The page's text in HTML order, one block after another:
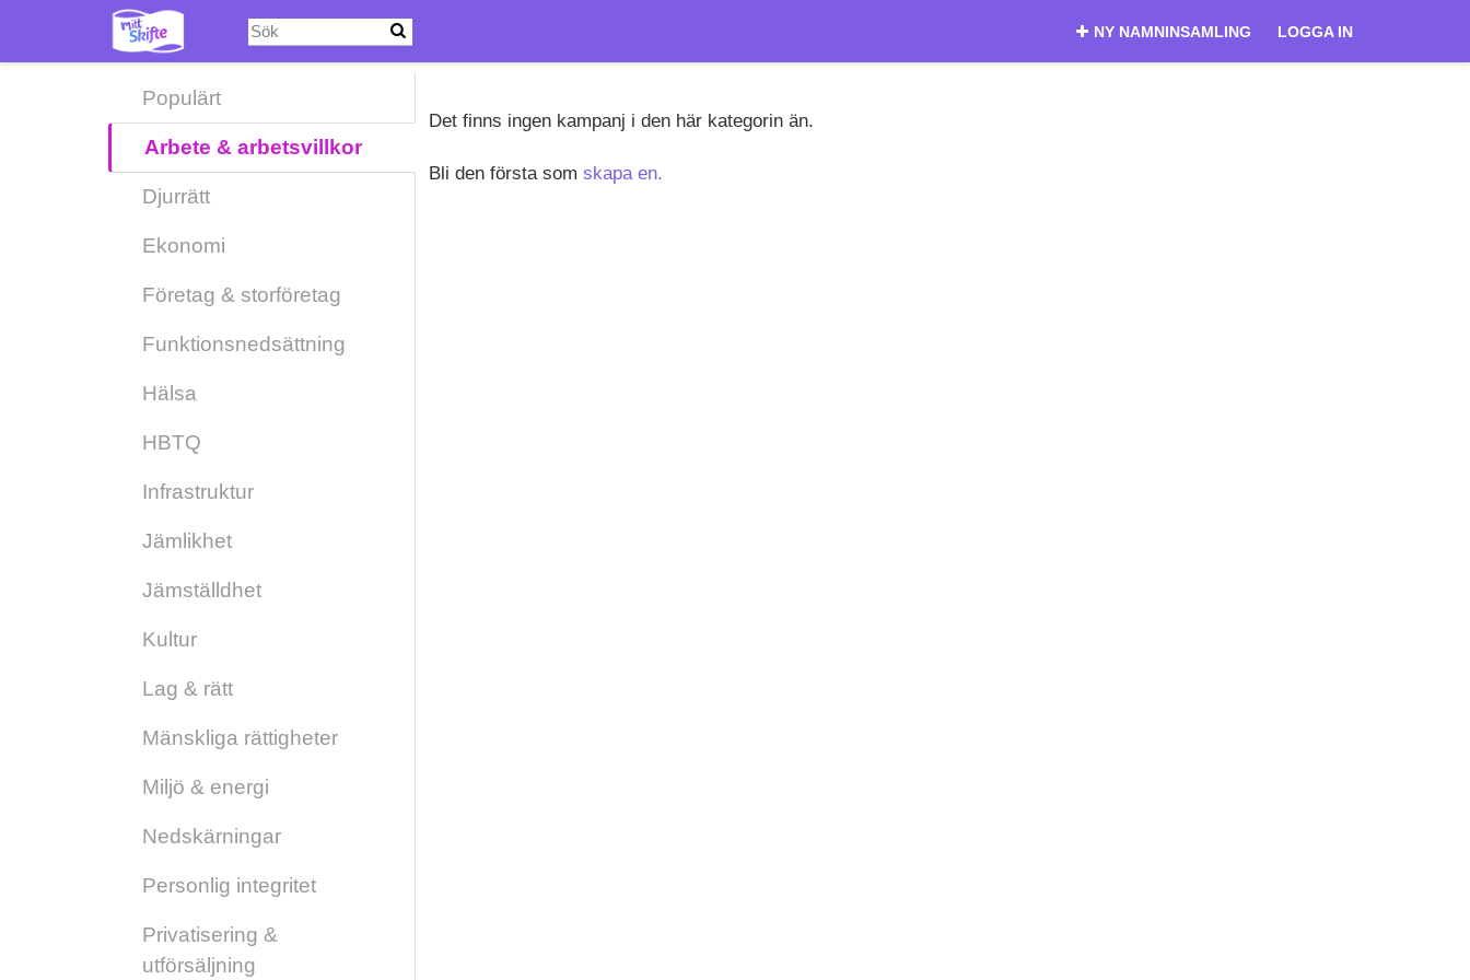
huvudinnehåll
NY NAMNINSAMLING LOGGA IN
Populärt
Arbete & arbetsvillkor
Djurrätt
Ekonomi
Företag & storföretag
Funktionsnedsättning
Hälsa
HBTQ
Infrastruktur
Jämlikhet
Jämställdhet
Kultur
Lag & rätt
Mänskliga rättigheter
Miljö & energi
Nedskärningar
Personlig integritet
Privatisering &
utförsäljning
Det finns ingen kampanj i den här kategorin än.
Bli den första som skapa en.